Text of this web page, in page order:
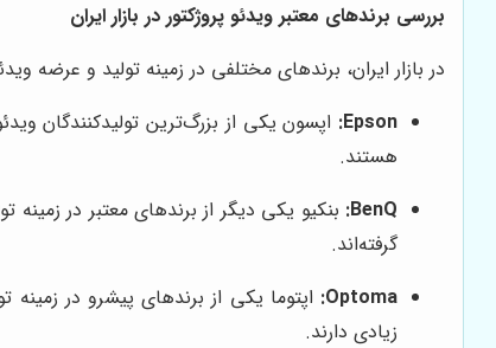
بررسی برندهای معتبر ویدئو پروژکتور در بازار ایران
در بازار ایران، برندهای مختلفی در زمینه تولید و عرضه
Epson: اپسون یکی از بزرگ‌ترین تولیدکنندگان
هستند.
BenQ: بنکیو یکی دیگر از برندهای معتبر در
گرفته‌اند.
Optoma:
زیادی دارند.